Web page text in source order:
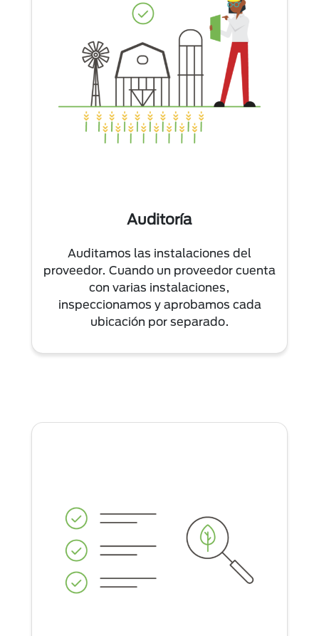
Auditoría
Auditamos las instalaciones del
proveedor. Cuando un proveedor cuenta
con varias instalaciones,
inspeccionamos y aprobamos cada
ubicación por separado.